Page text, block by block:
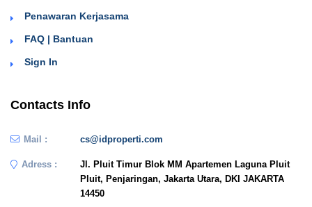
Penawaran Kerjasama
FAQ | Bantuan
Sign In
Contacts Info
Mail : cs@idproperti.com
Adress :
Jl. Pluit Timur Blok MM Apartemen Laguna Pluit
Pluit, Penjaringan, Jakarta Utara, DKI JAKARTA
14450